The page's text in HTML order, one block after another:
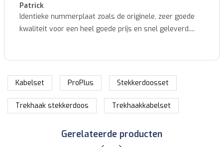
Patrick
Identieke nummerplaat zoals de originele, zeer goede
kwaliteit voor een heel goede prijs en snel geleverd....
Kabelset ProPlus Stekkerdoosset
Trekhaak stekkerdoos Trekhaakkabelset
Gerelateerde producten